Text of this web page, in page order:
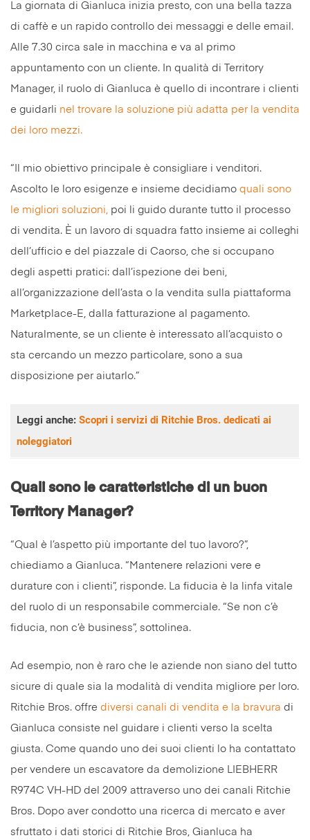
La giornata di Gianluca inizia presto, con una bella tazza
di caffè e un rapido controllo dei messaggi e delle email.
Alle 7.30 circa sale in macchina e va al primo
appuntamento con un cliente. In qualità di Territory
Manager, il ruolo di Gianluca è quello di incontrare i clienti
e guidarli nel trovare la soluzione più adatta per la vendita
dei loro mezzi.
“Il mio obiettivo principale è consigliare i venditori.
Ascolto le loro esigenze e insieme decidiamo quali sono
le migliori soluzioni, poi li guido durante tutto il processo
di vendita. È un lavoro di squadra fatto insieme ai colleghi
dell’ufficio e del piazzale di Caorso, che si occupano
degli aspetti pratici: dall’ispezione dei beni,
all’organizzazione dell’asta o la vendita sulla piattaforma
Marketplace-E, dalla fatturazione al pagamento.
Naturalmente, se un cliente è interessato all’acquisto o
sta cercando un mezzo particolare, sono a sua
disposizione per aiutarlo.”
Leggi anche: Scopri i servizi di Ritchie Bros. dedicati ai
noleggiatori
Quali sono le caratteristiche di un buon
Territory Manager?
“Qual è l’aspetto più importante del tuo lavoro?”,
chiediamo a Gianluca. “Mantenere relazioni vere e
durature con i clienti”, risponde. La fiducia è la linfa vitale
del ruolo di un responsabile commerciale. “Se non c’è
fiducia, non c’è business”, sottolinea.
Ad esempio, non è raro che le aziende non siano del tutto
sicure di quale sia la modalità di vendita migliore per loro.
Ritchie Bros. offre diversi canali di vendita e la bravura di
Gianluca consiste nel guidare i clienti verso la scelta
giusta. Come quando uno dei suoi clienti lo ha contattato
per vendere un escavatore da demolizione LIEBHERR
R974C VH-HD del 2009 attraverso uno dei canali Ritchie
Bros. Dopo aver condotto una ricerca di mercato e aver
sfruttato i dati storici di Ritchie Bros, Gianluca ha